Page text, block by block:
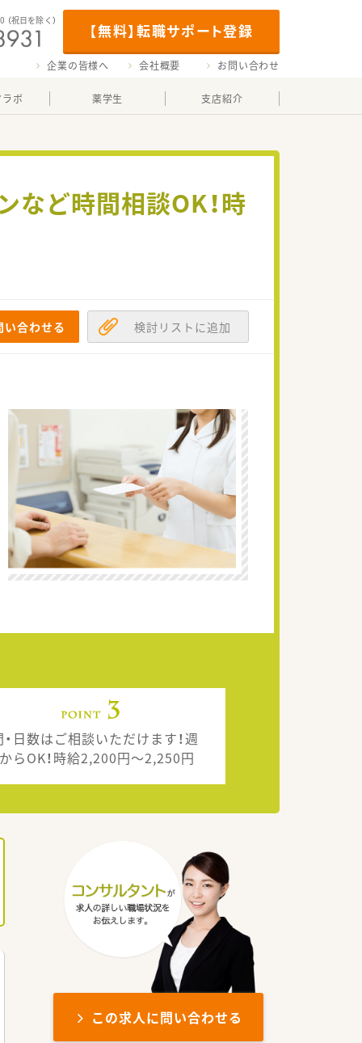
【無料】転職サポート登録
（祝日を除く）
企業の皆様へ 会社概要 お問い合わせ
ボ 薬学生 支店紹介
ど時間相談OK！時
い合わせる 検討リストに追加
・日数はご相談いただけます！週
らOK！時給2,200円～2,250円
この求人に問い合わせる